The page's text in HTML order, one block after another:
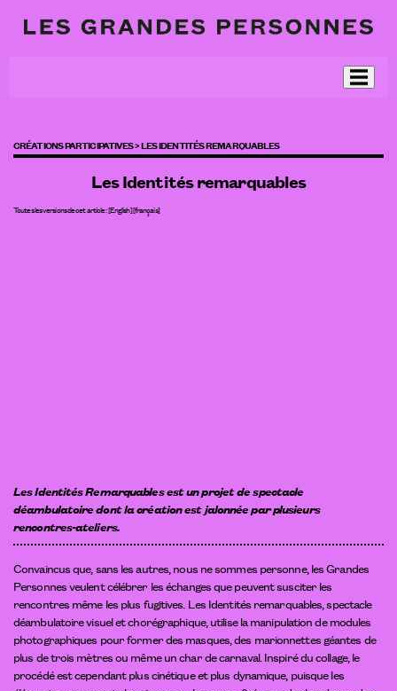
CRÉATIONS PARTICIPATIVES >LES IDENTITÉS REMARQUABLES
Les Identités remarquables
Toutes les versions de cet article :[English][français]
Les Identités Remarquables est un projet de spectacle
déambulatoire dont la création est jalonnée par plusieurs
rencontres-ateliers.
Convaincus que, sans les autres, nous ne sommes personne, les Grandes
Personnes veulent célébrer les échanges que peuvent susciter les
rencontres même les plus fugitives. Les Identités remarquables, spectacle
déambulatoire visuel et chorégraphique, utilise la manipulation de modules
photographiques pour former des masques, des marionnettes géantes de
plus de trois mètres ou même un char de carnaval. Inspiré du collage, le
procédé est cependant plus cinétique et plus dynamique, puisque les